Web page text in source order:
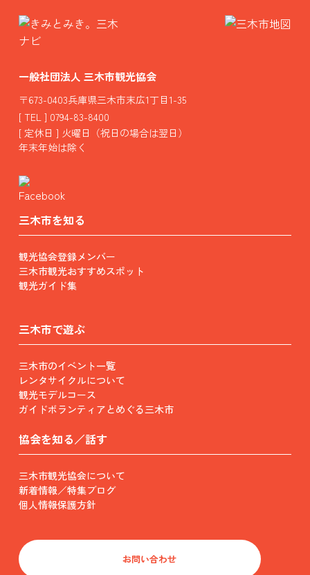
一般社団法人 三木市観光協会
〒673-0403兵庫県三木市末広1丁目1-35
[ TEL ] 0794-83-8400
[ 定休日 ] 火曜日（祝日の場合は翌日）
年末年始は除く
三木市を知る
観光協会登録メンバー
三木市観光おすすめスポット
観光ガイド集
三木市で遊ぶ
三木市のイベント一覧
レンタサイクルについて
観光モデルコース
ガイドボランティアとめぐる三木市
協会を知る／話す
三木市観光協会について
新着情報／特集ブログ
個人情報保護方針
お問い合わせ